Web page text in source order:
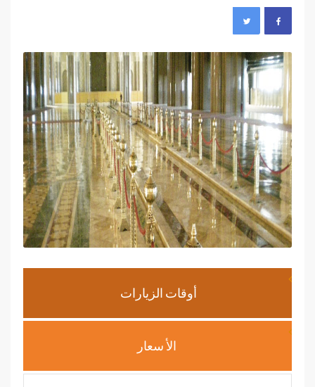
أوقات الزيارات
الأ سعار